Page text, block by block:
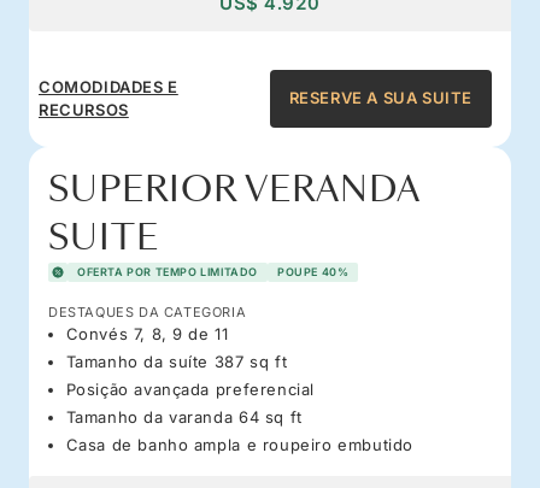
COMODIDADES E
RECURSOS
RESERVE A SUA SUITE
SUPERIOR VERANDA
SUITE
OFERTA POR TEMPO LIMITADO POUPE 40%
DESTAQUES DA CATEGORIA
Convés 7, 8, 9 de 11
Tamanho da suíte 387 sq ft
Posição avançada preferencial
Tamanho da varanda 64 sq ft
Casa de banho ampla e roupeiro embutido